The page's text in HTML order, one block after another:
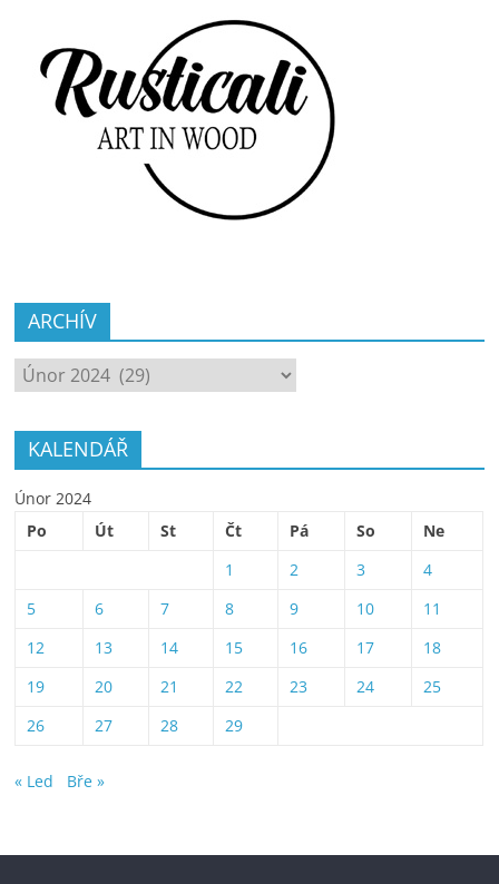
ARCHÍV
ARCHÍV
KALENDÁŘ
Únor 2024
Po
Út St Čt Pá So
Ne
1
2 3
4
5
6 7 8 9 10
11
12
13 14 15 16 17
18
19
20 21 22 23 24
25
26
27 28 29
« Led Bře »